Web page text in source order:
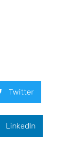
Twitter
LinkedIn